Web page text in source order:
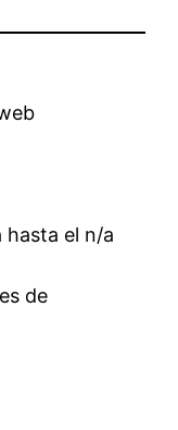
hasta el n/a
de